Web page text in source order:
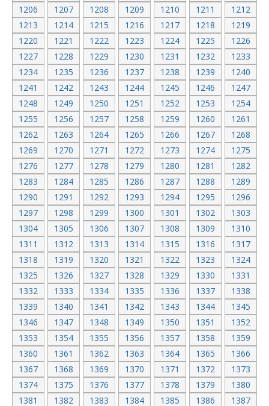
1206
1207 1208 1209 1210 1211
1212
1213
1214 1215 1216 1217 1218
1219
1220
1221 1222 1223 1224 1225
1226
1227
1228 1229 1230 1231 1232
1233
1234
1235 1236 1237 1238 1239
1240
1241
1242 1243 1244 1245 1246
1247
1248
1249 1250 1251 1252 1253
1254
1255
1256 1257 1258 1259 1260
1261
1262
1263 1264 1265 1266 1267
1268
1269
1270 1271 1272 1273 1274
1275
1276
1277 1278 1279 1280 1281
1282
1283
1284 1285 1286 1287 1288
1289
1290
1291 1292 1293 1294 1295
1296
1297
1298 1299 1300 1301 1302
1303
1304
1305 1306 1307 1308 1309
1310
1311
1312 1313 1314 1315 1316
1317
1318
1319 1320 1321 1322 1323
1324
1325
1326 1327 1328 1329 1330
1331
1332
1333 1334 1335 1336 1337
1338
1339
1340 1341 1342 1343 1344
1345
1346
1347 1348 1349 1350 1351
1352
1353
1354 1355 1356 1357 1358
1359
1360
1361 1362 1363 1364 1365
1366
1367
1368 1369 1370 1371 1372
1373
1374
1375 1376 1377 1378 1379
1380
1381
1382 1383 1384 1385 1386 1387